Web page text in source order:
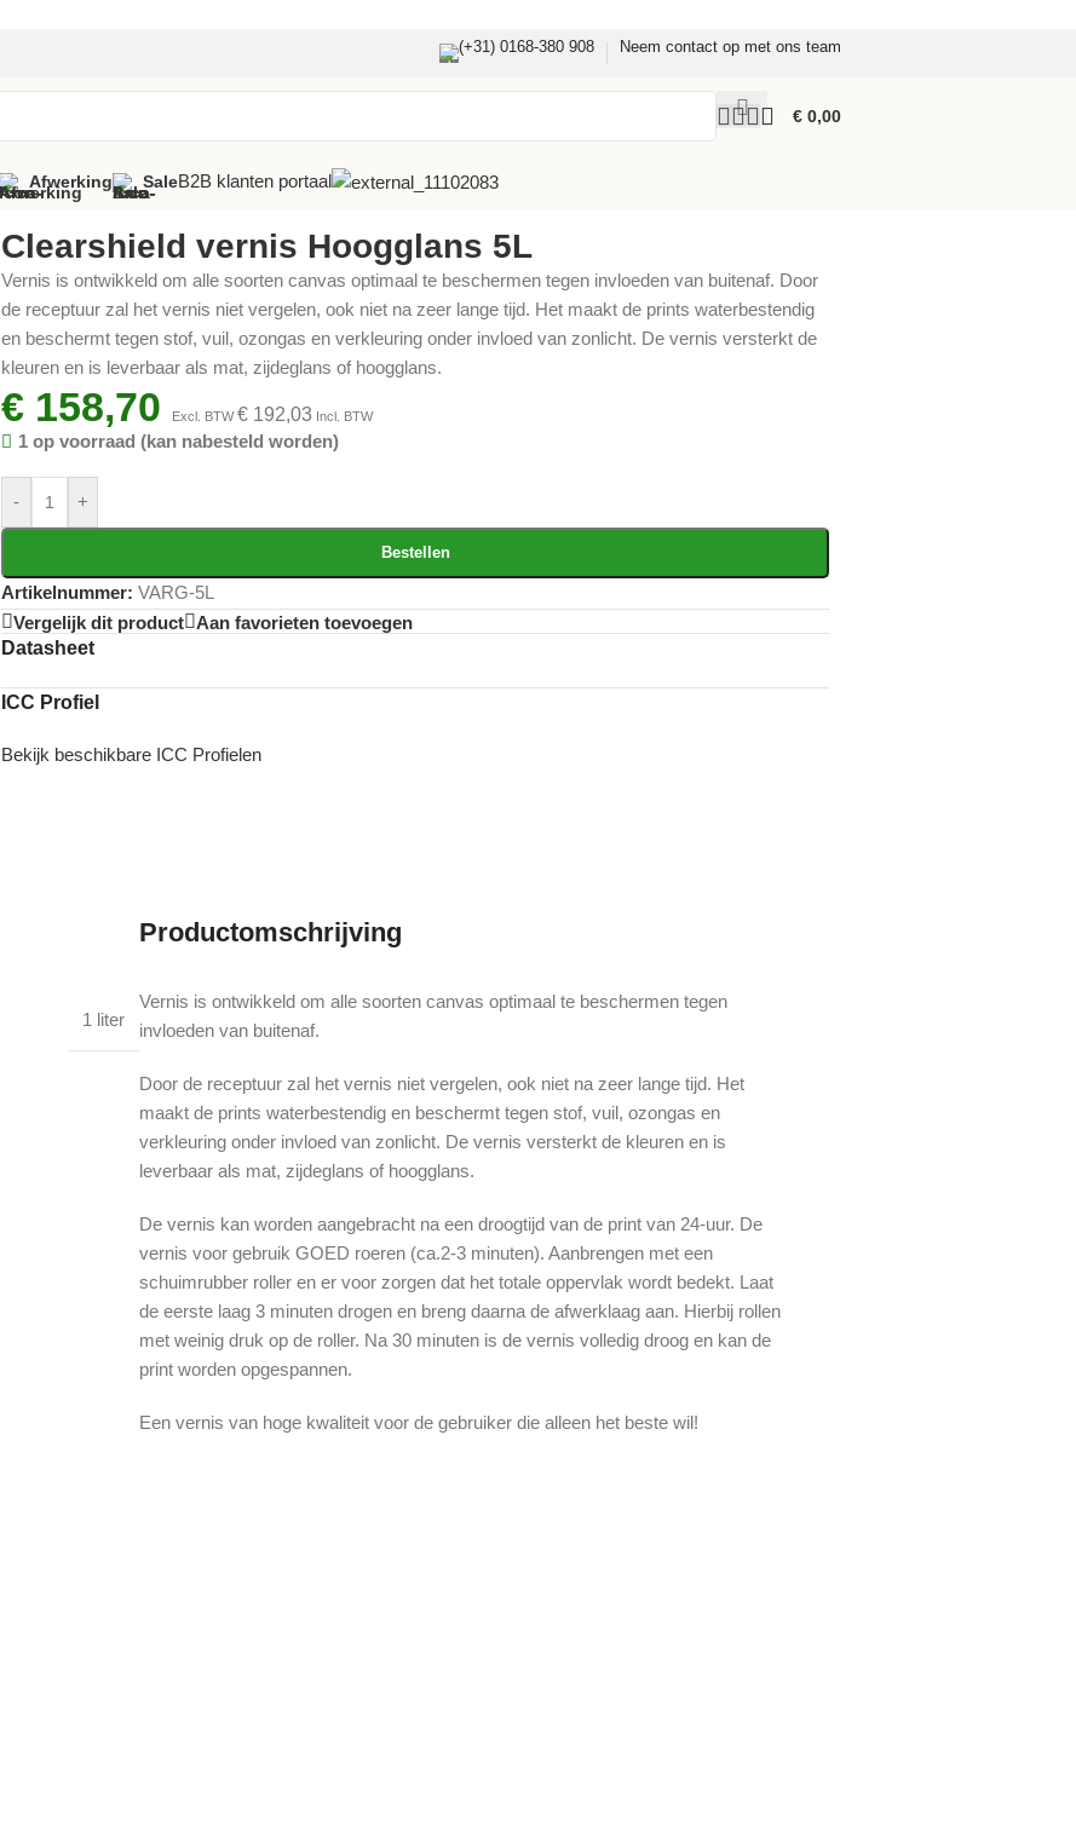
(+31) 0168-380 908 Neem contact op met ons team
€ 0,00
Afwerking SaleB2B klanten portaal
Clearshield vernis Hoogglans 5L
Vernis is ontwikkeld om alle soorten canvas optimaal te beschermen tegen invloeden van buitenaf. Door
de receptuur zal het vernis niet vergelen, ook niet na zeer lange tijd. Het maakt de prints waterbestendig
en beschermt tegen stof, vuil, ozongas en verkleuring onder invloed van zonlicht. De vernis versterkt de
kleuren en is leverbaar als mat, zijdeglans of hoogglans.
€ 158,70 Excl. BTW€ 192,03 Incl. BTW
1 op voorraad (kan nabesteld worden)
- +
Bestellen
Artikelnummer: VARG-5L
Vergelijk dit product Aan favorieten toevoegen
Datasheet
ICC Profiel
Bekijk beschikbare ICC Profielen
1 liter
Productomschrijving
Vernis is ontwikkeld om alle soorten canvas optimaal te beschermen tegen
invloeden van buitenaf.
Door de receptuur zal het vernis niet vergelen, ook niet na zeer lange tijd. Het
maakt de prints waterbestendig en beschermt tegen stof, vuil, ozongas en
verkleuring onder invloed van zonlicht. De vernis versterkt de kleuren en is
leverbaar als mat, zijdeglans of hoogglans.
De vernis kan worden aangebracht na een droogtijd van de print van 24-uur. De
vernis voor gebruik GOED roeren (ca.2-3 minuten). Aanbrengen met een
schuimrubber roller en er voor zorgen dat het totale oppervlak wordt bedekt. Laat
de eerste laag 3 minuten drogen en breng daarna de afwerklaag aan. Hierbij rollen
met weinig druk op de roller. Na 30 minuten is de vernis volledig droog en kan de
print worden opgespannen.
Een vernis van hoge kwaliteit voor de gebruiker die alleen het beste wil!